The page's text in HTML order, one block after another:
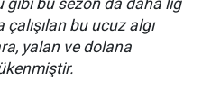
gibi bu sezon da daha lig
bu ucuz algı
yalan ve dolana